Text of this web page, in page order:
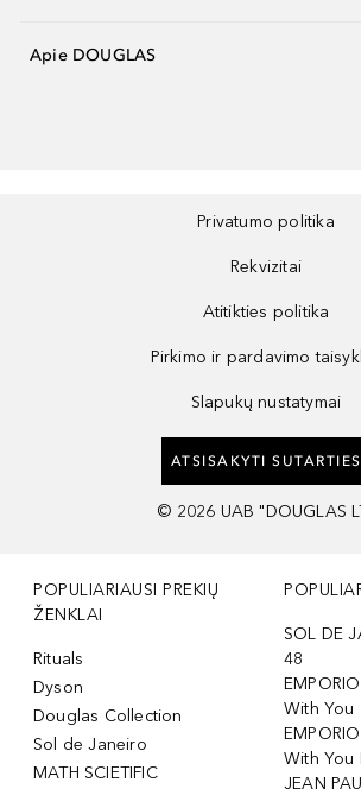
Apie DOUGLAS
Privatumo politika
Rekvizitai
Atitikties politika
Pirkimo ir pardavimo
Slapukų nustatymai
ATSISAKYTI SUTARTIES
© 2026 UAB "DOUGLAS
POPULIARIAUSI PREKIŲ
ŽENKLAI
Rituals
Dyson
Douglas Collection
Sol de Janeiro
MATH SCIETIFIC
SOL DE
48
With You
With You
JEAN